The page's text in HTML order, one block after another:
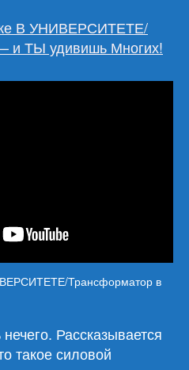
В УНИВЕРСИТЕТЕ/
и ТЫ удивишь Многих!
Трансформатор в
Рассказывается
такое силовой